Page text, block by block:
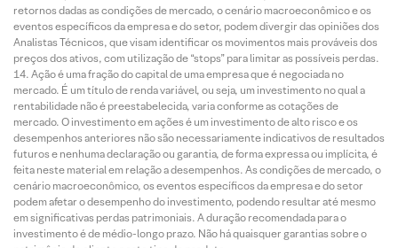
retornos dadas as condições de mercado, o cenário macroeconômico e os
eventos específicos da empresa e do setor, podem divergir das opiniões dos
Analistas Técnicos, que visam identificar os movimentos mais prováveis dos
preços dos ativos, com utilização de “stops” para limitar as possíveis perdas.
Ação é uma fração do capital de uma empresa que é negociada no
mercado. É um título de renda variável, ou seja, um investimento no qual a
rentabilidade não é preestabelecida, varia conforme as cotações de
mercado. O investimento em ações é um investimento de alto risco e os
desempenhos anteriores não são necessariamente indicativos de resultados
futuros e nenhuma declaração ou garantia, de forma expressa ou implícita, é
feita neste material em relação a desempenhos. As condições de mercado, o
cenário macroeconômico, os eventos específicos da empresa e do setor
podem afetar o desempenho do investimento, podendo resultar até mesmo
em significativas perdas patrimoniais. A duração recomendada para o
investimento é de médio-longo prazo. Não há quaisquer garantias sobre o